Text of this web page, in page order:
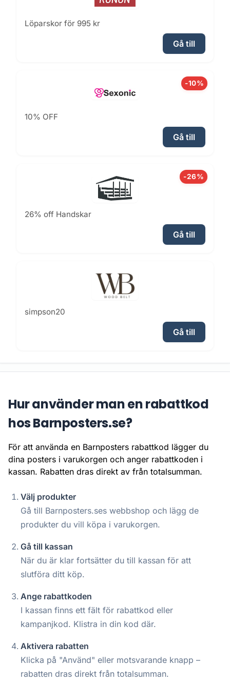
Löparskor för 995 kr
Gå till
-10%
10% OFF
Gå till
-26%
26% off Handskar
Gå till
simpson20
Gå till
Hur använder man en rabattkod
hos Barnposters.se?
För att använda en Barnposters rabattkod lägger du
dina posters i varukorgen och anger rabattkoden i
kassan. Rabatten dras direkt av från totalsumman.
Välj produkter
Gå till Barnposters.ses webbshop och lägg de
produkter du vill köpa i varukorgen.
Gå till kassan
När du är klar fortsätter du till kassan för att
slutföra ditt köp.
Ange rabattkoden
I kassan finns ett fält för rabattkod eller
kampanjkod. Klistra in din kod där.
Aktivera rabatten
Klicka på "Använd" eller motsvarande knapp –
rabatten dras direkt från totalsumman.